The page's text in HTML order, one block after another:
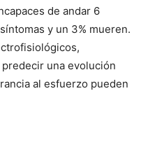
de andar 6
y un 3% mueren.
una evolución
al esfuerzo pueden